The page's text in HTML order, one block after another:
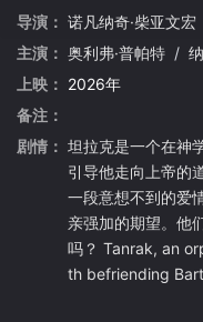
导演： 诺凡纳奇·柴亚文宏
主演： 奥利弗·普帕特 /
上映： 2026年
备注：
剧情： 坦拉克是一个在神
引导他走向上帝的
一段意想不到的爱
亲强加的期望。他
吗？ Tanrak, an
th befriending